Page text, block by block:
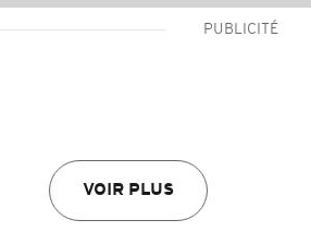
PUBLICITÉ
VOIR PLUS